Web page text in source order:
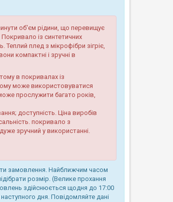
об'єм рідини, що перевищує
із синтетичних
плед з мікрофібри зігріє,
компактні і зручні в
в покривалах із
може використовуватися
прослужити багато років,
доступність. Ціна виробів
покривало з
зручний у використанні.
замовлення. Найближчим часом
розмір. (Велике прохання
здійснюється щодня до 17:00
дня. Повідомляйте дані